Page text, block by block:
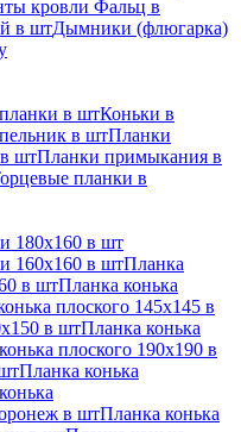
кровли Фальц в
в штДымники (флюгарка)
в штКоньки в
в штПланки
штПланки примыкания в
планки в
180х160 в шт
160х160 в штПланка
в штПланка конька
плоского 145х145 в
в штПланка конька
плоского 190х190 в
Планка конька
в штПланка конька